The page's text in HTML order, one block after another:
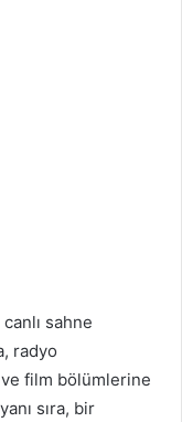
sahne
radyo
ve film bölümlerine
sıra, bir